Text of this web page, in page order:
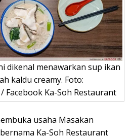
dikenal menawarkan sup ikan
kaldu creamy. Foto:
Facebook Ka-Soh Restaurant
usaha Masakan
Ka-Soh Restaurant